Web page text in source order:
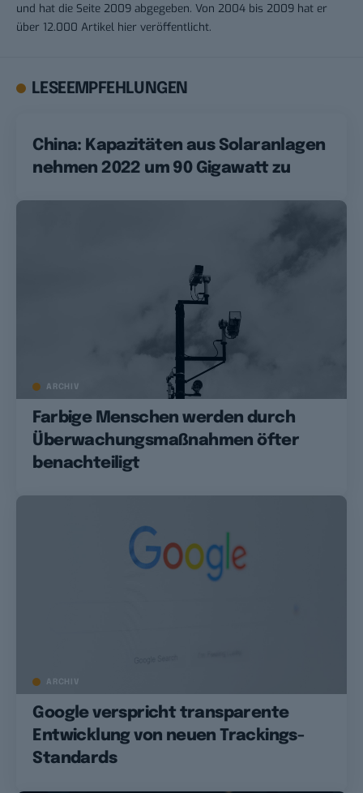
und hat die Seite 2009 abgegeben. Von 2004 bis 2009 hat er
über 12.000 Artikel hier veröffentlicht.
LESEEMPFEHLUNGEN
China: Kapazitäten aus Solaranlagen
nehmen 2022 um 90 Gigawatt zu
ARCHIV
Farbige Menschen werden durch
Überwachungsmaßnahmen öfter
benachteiligt
ARCHIV
Google verspricht transparente
Entwicklung von neuen Trackings-
Standards